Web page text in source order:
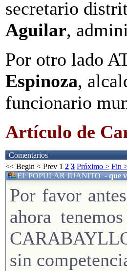
secretario
Aguilar,
Por otro lado
Espinoza,
funcionario
Artículo de
Comentarios
<< Begin < Prev 1 2 3 Próximo > Fin
EL POPULAR JUANITO-que
Por favor
ahora
sin